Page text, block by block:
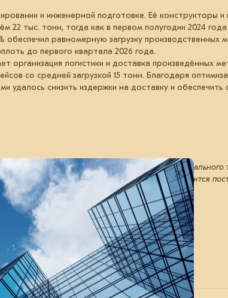
и инженерной подготовке. Её конструкторы и
тыс. тонн, тогда как в первом полугодии 2024 года
обеспечил равномерную загрузку производственных
до первого квартала 2026 года.
организация логистики и доставка произведённых
со средней загрузкой 15 тонн. Благодаря
удалось снизить издержки на доставку и
нашей бизнес-модели — формированию оптимального
для конечного заказчика становится
более 90%».